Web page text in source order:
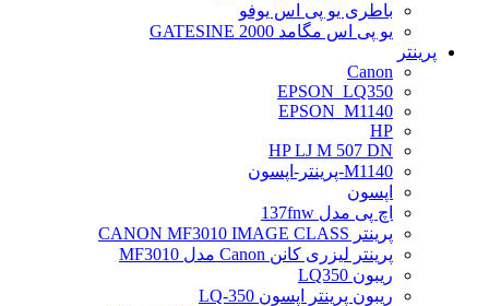
باطری یو پی اس یوفو
یو پی اس مگامد GATESINE 2000
پرینتر
Canon
EPSON_LQ350
EPSON_M1140
HP
HP LJ M 507 DN
M1140-پرینتر-اپسون
اپسون
اچ پی مدل 137fnw
پرینتر CANON MF3010 IMAGE CLASS
پرینتر لیزری کانن Canon مدل MF3010
ریبون LQ350
ریبون پرینتر اپسون LQ-350